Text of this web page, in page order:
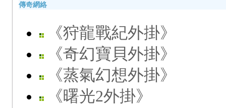
傳奇網絡
《狩龍戰紀外掛》
《奇幻寶貝外掛》
《蒸氣幻想外掛》
《曙光2外掛》